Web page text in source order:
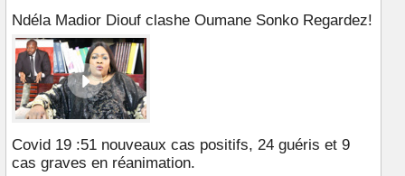
Ndéla Madior Diouf clashe Oumane Sonko Regardez!
Covid 19 :51 nouveaux cas positifs, 24 guéris et 9
cas graves en réanimation.